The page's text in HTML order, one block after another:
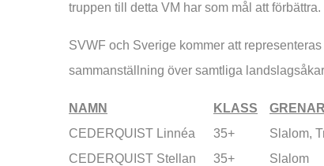
truppen till detta VM har som mål att förbättra.
SVWF och Sverige kommer att
sammanställning över samtliga
NAMN KLASS
GRENAR
CEDERQUIST Linnéa
35+
Slalom,
CEDERQUIST Stellan
35+
Slalom